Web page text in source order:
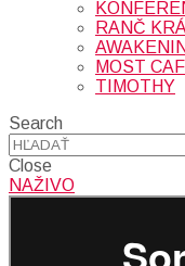
RANČ
MOST
TIMOTHY
Search
Close
NAŽIVO